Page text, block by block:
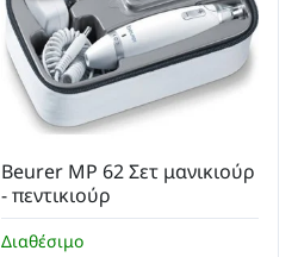
Διαθέσιμο
Beurer MP 62 Σετ μανικιούρ
- πεντικιούρ